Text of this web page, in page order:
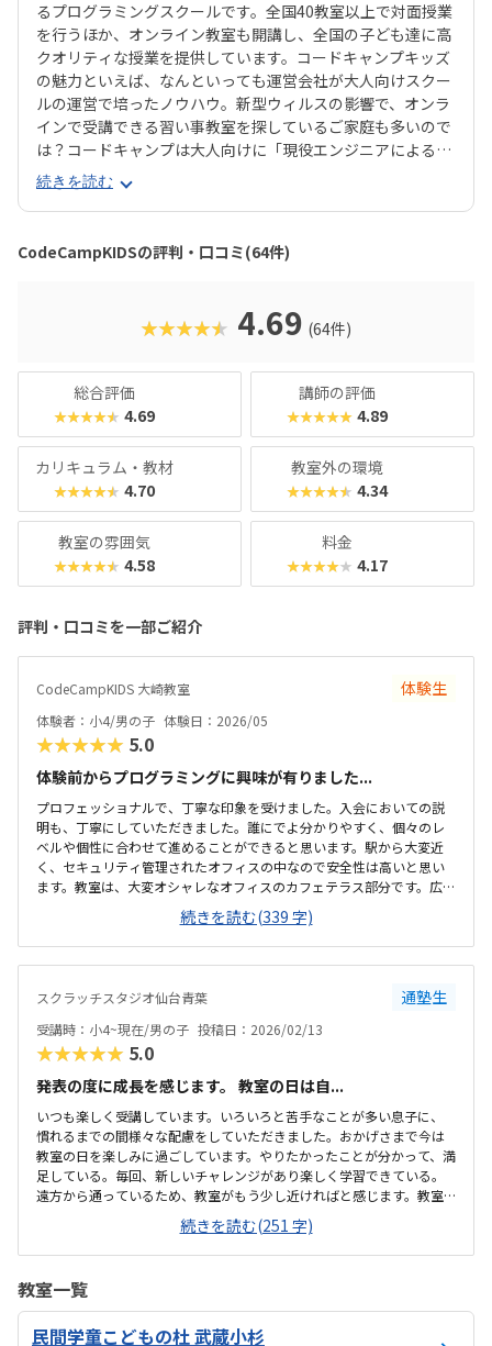
るプログラミングスクールです。全国40教室以上で対面授業
を行うほか、オンライン教室も開講し、全国の子ども達に高
クオリティな授業を提供しています。コードキャンプキッズ
の魅力といえば、なんといっても運営会社が大人向けスクー
ルの運営で培ったノウハウ。新型ウィルスの影響で、オンラ
インで受講できる習い事教室を探しているご家庭も多いので
は？コードキャンプは大人向けに「現役エンジニアによるプ
ログラミング家庭教師」スタイルで運営してきた実績がしっ
かりあるので、「講師の手際が悪く、貴重な授業時間が無駄
になってしまった」などのリスクが比較的小さいスクールと
言えるでしょう。最近では小学校でのプログラミング授業を
サポートしたり、各種メディアに取り上げられるなど注目度
モとの共同ワークショップ「embot × CodeCampKIDS特別
イベント」の様子は、コエテコでもくわしくお伝えしていま
続きを読む
CodeCampKIDSの評判・口コミ(64件)
★★★★★ 4.69 (64件)
総合評価
★★★★★ 4.69
講師の評価
★★★★★ 4.89
カリキュラム・教材
★★★★★ 4.70
教室外の環境
★★★★★ 4.34
教室の雰囲気
★★★★★ 4.58
料金
★★★★★ 4.17
評判・口コミを一部ご紹介
CodeCampKIDS 大崎教室 体験生
体験者：小4/男の子 体験日：2026/05
★★★★★ 5.0
体験前からプログラミングに興味が有りました...
プロフェッショナルで、丁寧な印象を受けました。入会においての説
明も、丁寧にしていただきました。誰にでよ分かりやすく、個々のレ
ベルや個性に合わせて進めることができると思います。駅から大変近
く、セキュリティ管理されたオフィスの中なので安全性は高いと思い
ます。教室は、大変オシャレなオフィスのカフェテラス部分です。広々
していて、清潔感があります。料金は他の習い事に比べたらやや高いで
すが、1回90分なので適正価格だと思います。振替なども可能なので、
無駄になることも無さそうです。個々のレベルや個性に合わせて進む
ことができること、みんな黙々と作業していましたが、フレンドリー
で、簡単なゲームを作れたことが楽しかったようです。
続きを読む(339 字)
スクラッチスタジオ仙台青葉 通塾生
受講時：小4~現在/男の子 投稿日：2026/02/13
★★★★★ 5.0
発表の度に成長を感じます。 教室の日は自...
いつも楽しく受講しています。いろいろと苦手なことが多い息子に、
慣れるまでの間様々な配慮をしていただきました。おかげさまで今は
教室の日を楽しみに過ごしています。やりたかったことが分かって、満
足している。毎回、新しいチャレンジがあり楽しく学習できている。
遠方から通っているため、教室がもう少し近ければと感じます。教室
のビルの無料駐車券があったら嬉しいです。教室は問題ないが、子供
が使用するトイレがもう少し使いやすくなったらと思う。ひと月の受
講日数が安定して欲しい。そして、もう少しお安ければありがたいで
続きを読む(251 字)
教室一覧
民間学童こどもの杜 武蔵小杉